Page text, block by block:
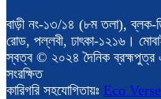
বাড়ী নং-১৩/১৪ (৮ম তলা), ব্লক-
রোড, পল্লবী, ঢাৎকা-১২১৬।
স্বত্ব © ২০২৪ দৈনিক ব্রহ্মপুত্র
সংরক্ষিত
কারিগরি সহযোগিতায়ঃ Eco